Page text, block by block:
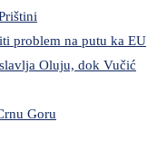
problem na putu ka EU
Oluju, dok Vučić
Goru